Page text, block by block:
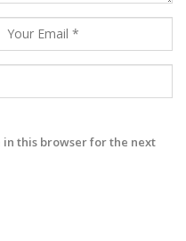
in this browser for the next